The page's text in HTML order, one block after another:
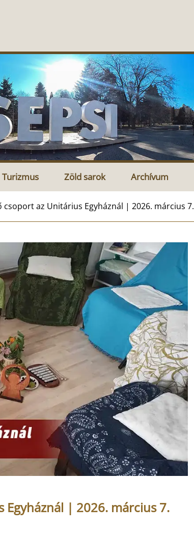
Turizmus Zöld sarok Archívum
csoport az Unitárius Egyháznál | 2026. március 7.
Egyháznál | 2026. március 7.